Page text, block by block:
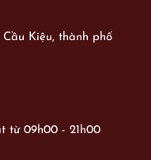
Kiệu, thành phố
từ 09h00 - 21h00